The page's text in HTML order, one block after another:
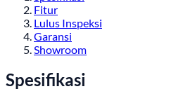
Fitur
Lulus Inspeksi
Garansi
Showroom
Spesifikasi